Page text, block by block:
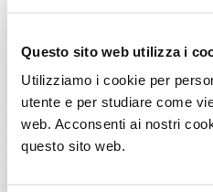
Questo sito web utilizza i
Utilizziamo i cookie per
utente e per studiare come
web. Acconsenti ai nostri
questo sito web.